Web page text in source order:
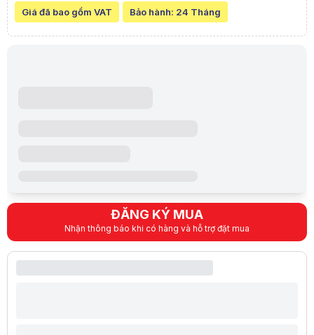
Giá đã bao gồm VAT Bảo hành: 24 Tháng
ĐĂNG KÝ MUA
Nhận thông báo khi có hàng và hỗ trợ đặt mua